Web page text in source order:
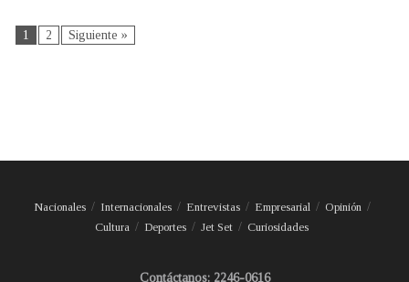
1 2 Siguiente »
Nacionales Internacionales Entrevistas Empresarial
Opinión
Cultura
Deportes Jet Set Curiosidades
Contáctanos: 2246-0616